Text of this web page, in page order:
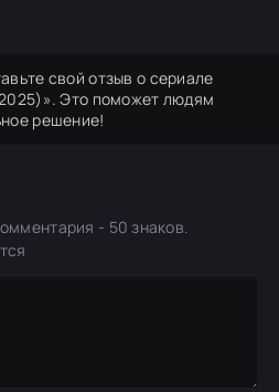
свой отзыв о сериале
Это поможет людям
решение!
- 50 знаков.